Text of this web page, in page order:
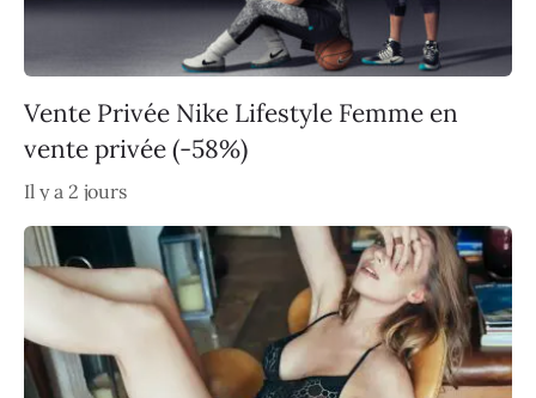
Vente Privée Nike Lifestyle Femme en
vente privée (-58%)
Il y a 2 jours